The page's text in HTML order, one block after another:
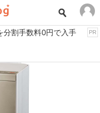
ちゃ・ホビー
ン家電
分割手数料0円で入手
PR